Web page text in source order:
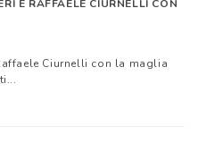
E RAFFAELE CIURNELLI CON
Ciurnelli con la maglia